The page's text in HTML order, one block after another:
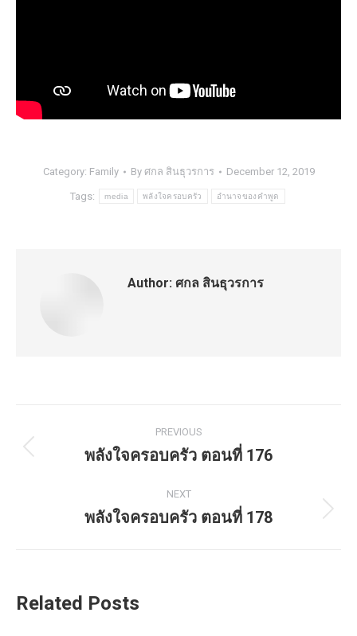
Category: Family By ศกล สินธุวรการ December 12, 2019
Tags: media พลังใจครอบครัว อำนาจของคำพูด
Author: ศกล สินธุวรการ
navigation
PREVIOUS
Previous
พลังใจครอบครัว ตอนที่ 176
NEXT
Next
พลังใจครอบครัว ตอนที่ 178
Related Posts